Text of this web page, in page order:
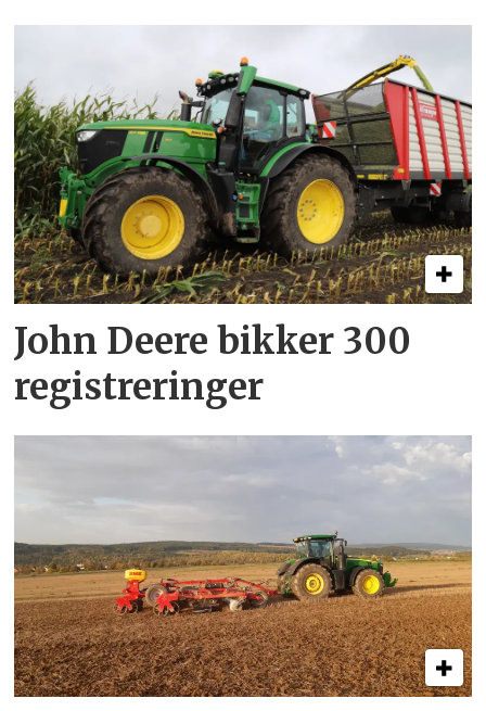
John Deere bikker 300
registreringer